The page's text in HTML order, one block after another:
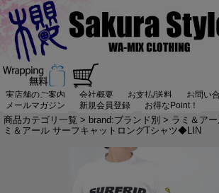
実店舗のご案内 会社概要 お支払/送料
お問い
メールマガジン
新規会員登録 お得なPoint！
商品カテゴリ一覧 > brand:ブランド別 > ラミ＆ア
ミ＆アール サーフキャットロングTシャツ◆LIN